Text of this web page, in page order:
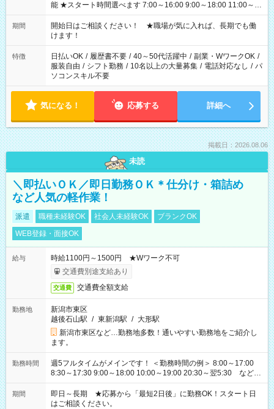
能 ★スタート時間選べます 7:00～16:00 9:00～18:00 11:00～
20:00 など 残業なし！ ※Wワークの場合、他のお仕事と合わせ
週40時間超の就業はご案内できません ※法令に基づき、週20時
間以上勤務は社会保険への加入対象となります ※労働者派遣法
（日雇い派遣の原則禁止）により、短時間・短期間の就業はご
案内が難しい場合があります
期間
開始日はご相談ください！ ★職場が気に入れば、長期でも働
けます！
特徴 日払いOK / 履歴書不要 / 40～50代活躍中 / 副業・WワークOK /
服装自由 / シフト勤務 / 10名以上の大量募集 / 電話対応なし / パ
ソコンスキル不要
気になる！ 応募する 詳細へ
掲載日：2026.08.06
未読
＼即払いＯＫ／即日勤務ＯＫ＊仕分け・箱詰め
など人気の軽作業！
派遣 職種未経験OK 社会人未経験OK
ブランクOK
WEB登録・面接OK
給与
時給1100円～1500円 ★Wワーク不可
交通費別途支給あり
交通費 交通費全額支給
勤務地
新潟市東区
越後石山駅 / 東新潟駅 / 大形駅
新潟市東区など…勤務地多数！通いやすい勤務地をご紹介し
ます。
勤務時間
週5フルタイムがメインです！ ＜勤務時間の例＞ 8:00～17:00
8:30～17:30 9:00～18:00 10:00～19:00 20:30～翌5:30 など ★
その他にも勤務時間多数！ 日勤のみ、残業なし、交替制など
ご希望を教えてください！
期間
即日～長期 ★応募から「最短2日後」に勤務OK！スタート日
はご相談ください。